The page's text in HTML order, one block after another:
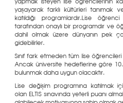
yapmak isteyen lise öğrencilerinin
yaşayarak farklı kültürleri tanımak
katıldığı programlardır.Lise
tarafından onaylı bir programdır ve
dahil olmak üzere dünyanın pek
gidebilirler.
Sınıf fark etmeden tüm lise
Ancak üniversite hedeflerine göre 10.
bulunmak daha uygun olacaktır.
Lise değişim programına katılmak
olan ELTIS sınavında yeterli puanı